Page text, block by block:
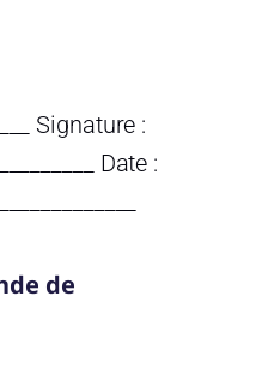
Signature :
Date :
de